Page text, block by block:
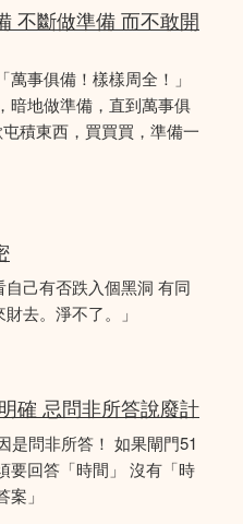
不斷做準備 而不敢開
事俱備！樣樣周全！」
暗地做準備，直到萬事俱
積東西，買買買，準備一
己有否跌入個黑洞 有同
去。淨不了。」
確 忌問非所答說廢計
是問非所答！ 如果閘門51
要回答「時間」 沒有「時
」